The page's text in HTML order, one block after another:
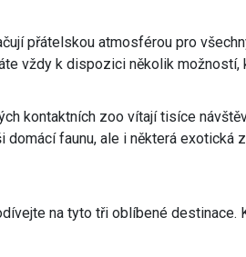
přátelskou atmosférou pro
vždy k dispozici několik možností,
kontaktních zoo vítají tisíce
faunu, ale i některá exotická
na tyto tři oblíbené destinace.